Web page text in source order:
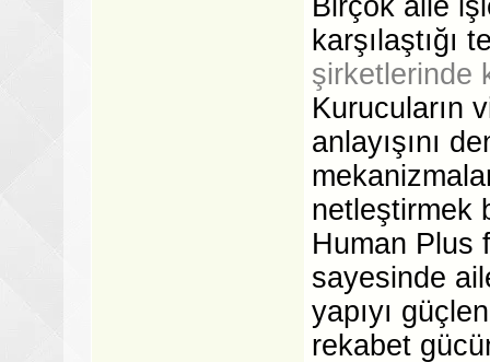
karşılaştığı
şirketlerinde
Kurucuların
anlayışını
netleştirmek
Human Plus
sayesinde
yapıyı
rekabet